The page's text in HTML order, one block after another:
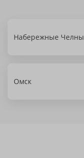
Набережные Челны
Омск